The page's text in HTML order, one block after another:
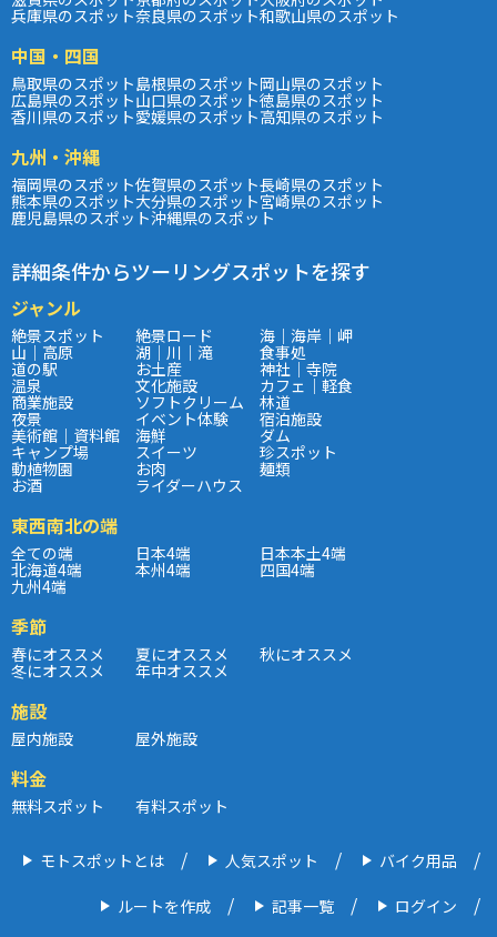
兵庫県のスポット奈良県のスポット和歌山県のスポット
中国・四国
鳥取県のスポット島根県のスポット岡山県のスポット
広島県のスポット山口県のスポット徳島県のスポット
香川県のスポット愛媛県のスポット高知県のスポット
九州・沖縄
福岡県のスポット佐賀県のスポット長崎県のスポット
熊本県のスポット大分県のスポット宮崎県のスポット
鹿児島県のスポット沖縄県のスポット
詳細条件からツーリングスポットを探す
ジャンル
絶景スポット 絶景ロード 海｜海岸｜岬
山｜高原 湖｜川｜滝 食事処
道の駅 お土産 神社｜寺院
温泉 文化施設 カフェ｜軽食
商業施設 ソフトクリーム 林道
夜景 イベント体験 宿泊施設
美術館｜資料館 海鮮 ダム
キャンプ場 スイーツ 珍スポット
動植物園 お肉 麺類
お酒 ライダーハウス
東西南北の端
全ての端 日本4端 日本本土4端
北海道4端 本州4端 四国4端
九州4端
季節
春にオススメ 夏にオススメ 秋にオススメ
冬にオススメ 年中オススメ
施設
屋内施設 屋外施設
料金
無料スポット 有料スポット
モトスポットとは 人気スポット バイク用品
ルートを作成 記事一覧 ログイン